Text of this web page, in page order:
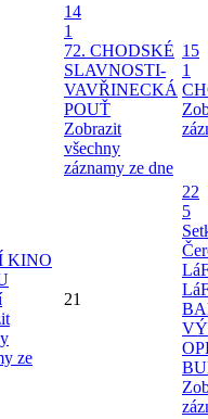
14
1
72. CHODSKÉ
SLAVNOSTI-
VAVŘINECKÁ
POUŤ
Zobrazit
všechny
záznamy ze dne
15
1
KINO
ze
21
22
5